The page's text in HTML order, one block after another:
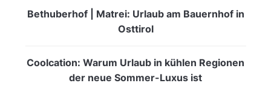
Bethuberhof | Matrei: Urlaub am Bauernhof in
Osttirol
Coolcation: Warum Urlaub in kühlen Regionen
der neue Sommer-Luxus ist